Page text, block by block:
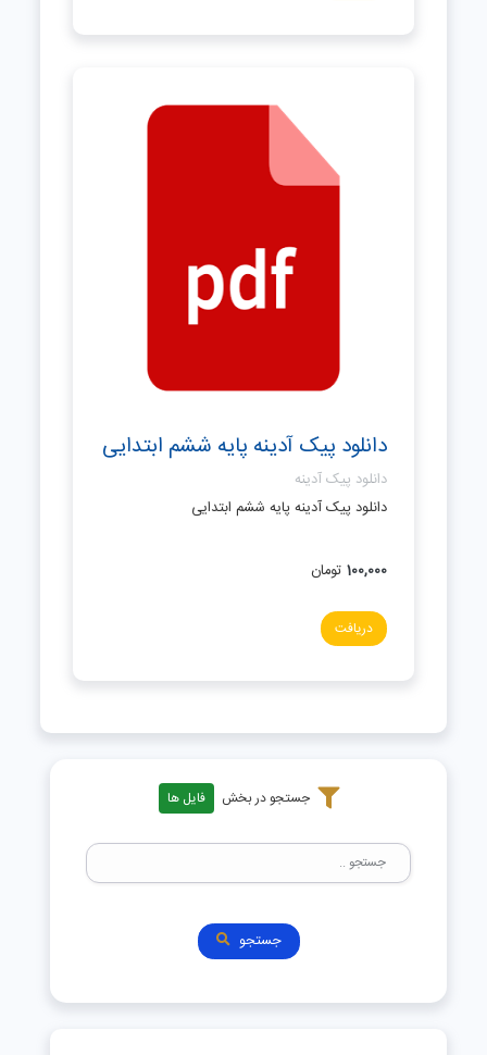
جستجو در بخش فایل ها
جستجو
دانلود پیک آدینه پایه ششم ابتدایی
دانلود پیک آدینه
دانلود پیک آدینه پایه ششم ابتدایی
100,000 تومان
دریافت